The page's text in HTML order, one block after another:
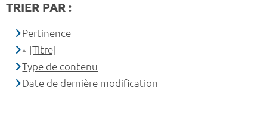
TRIER PAR :
Pertinence
[Titre]
Type de contenu
Date de dernière modification